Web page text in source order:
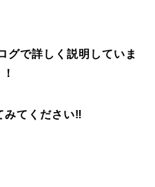
グで詳しく説明していま
みてください‼️